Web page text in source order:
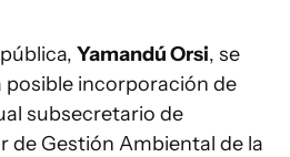
Yamandú Orsi, se
posible incorporación de
subsecretario de
de Gestión Ambiental de la